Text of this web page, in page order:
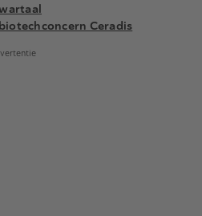
Ceradis